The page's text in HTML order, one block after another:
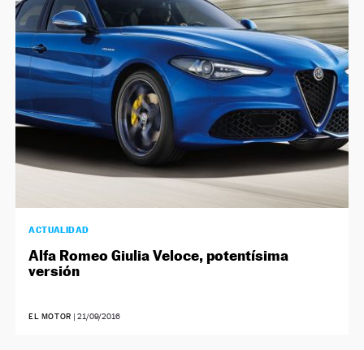
NEWSLETTER
SÍGUENOS
ACTUALIDAD
Alfa Romeo Giulia Veloce, potentísima
versión
EL MOTOR | 21/09/2016